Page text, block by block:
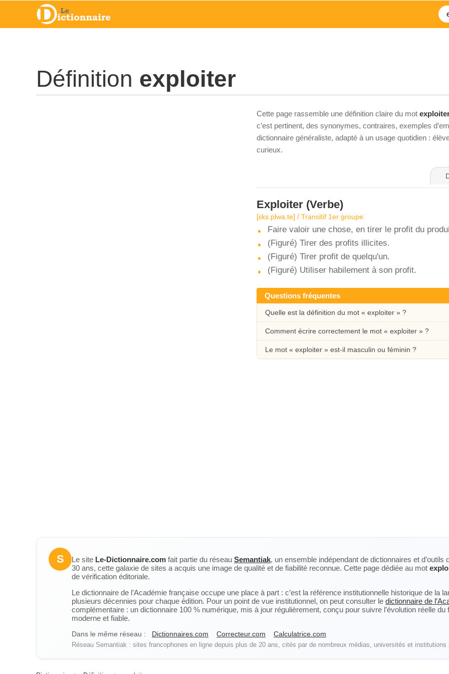
Définition exploiter
Cette page rassemble une définition claire du mot
c’est pertinent, des synonymes, contraires, exemples
dictionnaire généraliste, adapté à un usage quotidien :
curieux.
Exploiter (Verbe)
[ɛks.plwa.te] / Transitif 1er groupe
Faire valoir une chose, en tirer le profit du
(Figuré) Tirer des profits illicites.
(Figuré) Tirer profit de quelqu'un.
(Figuré) Utiliser habilement à son profit.
Questions fréquentes
Quelle est la définition du mot « exploiter » ?
Comment écrire correctement le mot « exploiter » ?
Le mot « exploiter » est-il masculin ou féminin ?
S Le site Le-Dictionnaire.com fait partie du réseau Semantiak, un ensemble indépendant de dictionnaires et
30 ans, cette galaxie de sites a acquis une image de qualité et de fiabilité reconnue. Cette page dédiée au mot
de vérification éditoriale.
Le dictionnaire de l’Académie française occupe une place à part : c’est la référence institutionnelle historique de la
plusieurs décennies pour chaque édition. Pour un point de vue institutionnel, on peut consulter le dictionnaire de
complémentaire : un dictionnaire 100 % numérique, mis à jour régulièrement, conçu pour suivre l’évolution réelle
moderne et fiable.
Dans le même réseau : Dictionnaires.com Correcteur.com Calculatrice.com
Réseau Semantiak : sites francophones en ligne depuis plus de 20 ans, cités par de nombreux médias, universités et institutions